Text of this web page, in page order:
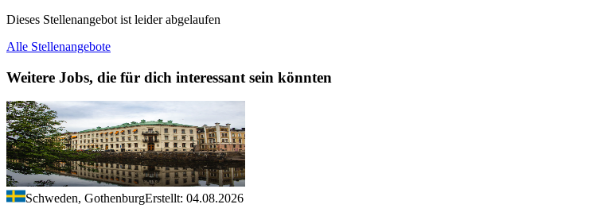
Dieses Stellenangebot ist leider abgelaufen
Alle Stellenangebote
Weitere Jobs, die für dich interessant sein könnten
Schweden, GothenburgErstellt: 04.08.2026